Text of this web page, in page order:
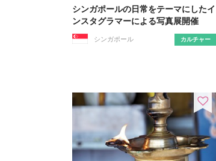
シンガポールの日常をテーマにしたイ
ンスタグラマーによる写真展開催
シンガポール カルチャー